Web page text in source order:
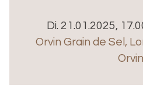
Di. 21.01.2025,
Orvin Grain de Sel ,
Orvin